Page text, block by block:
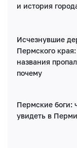
Написать
Имя*
и история
Исчезнувшие
Пермского
названия
почему
Пермские боги:
увидеть в Перми